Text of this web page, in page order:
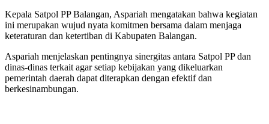
Kepala Satpol PP Balangan, Aspariah mengatakan bahwa kegiatan
ini merupakan wujud nyata komitmen bersama dalam menjaga
keteraturan dan ketertiban di Kabupaten Balangan.
Aspariah menjelaskan pentingnya sinergitas antara Satpol PP dan
dinas-dinas terkait agar setiap kebijakan yang dikeluarkan
pemerintah daerah dapat diterapkan dengan efektif dan
berkesinambungan.